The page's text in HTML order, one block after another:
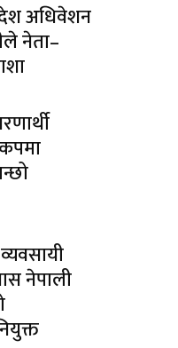
अधिवेशन
नेता–
नेपाली